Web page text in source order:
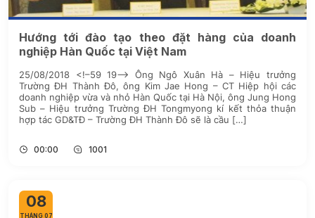
Hướng tới đào tạo theo đặt hàng của doanh
nghiệp Hàn Quốc tại Việt Nam
25/08/2018 <!–59 19–> Ông Ngô Xuân Hà – Hiệu trưởng
Trường ĐH Thành Đô, ông Kim Jae Hong – CT Hiệp hội các
doanh nghiệp vừa và nhỏ Hàn Quốc tại Hà Nội, ông Jung Hong
Sub – Hiệu trưởng Trường ĐH Tongmyong kí kết thỏa thuận
hợp tác GD&TĐ – Trường ĐH Thành Đô sẽ là cầu […]
00:00 1001
08
THÁNG 07